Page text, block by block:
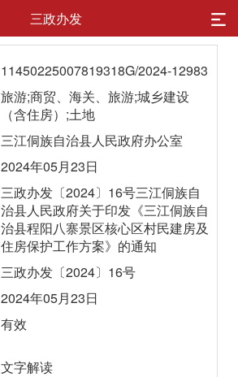
三政办发
11450225007819318G/2024-12983
旅游;商贸、海关、旅游;城乡建设
（含住房）;土地
三江侗族自治县人民政府办公室
2024年05月23日
三政办发〔2024〕16号三江侗族自
治县人民政府关于印发《三江侗族自
治县程阳八寨景区核心区村民建房及
住房保护工作方案》的通知
三政办发〔2024〕16号
2024年05月23日
有效
文字解读